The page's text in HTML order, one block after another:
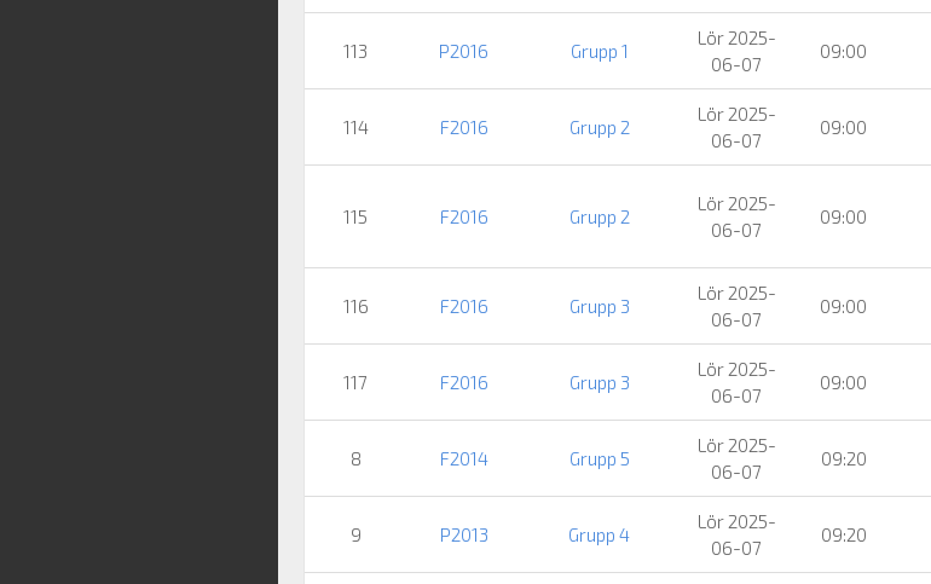
113 P2016 Grupp 1
Lör 2025-
06-07
09:00
114 F2016 Grupp 2
Lör 2025-
06-07
09:00
115 F2016 Grupp 2
Lör 2025-
06-07
09:00
116 F2016 Grupp 3
Lör 2025-
06-07
09:00
117 F2016 Grupp 3
Lör 2025-
06-07
09:00
8 F2014 Grupp 5
Lör 2025-
06-07
09:20
9 P2013 Grupp 4
Lör 2025-
06-07
09:20